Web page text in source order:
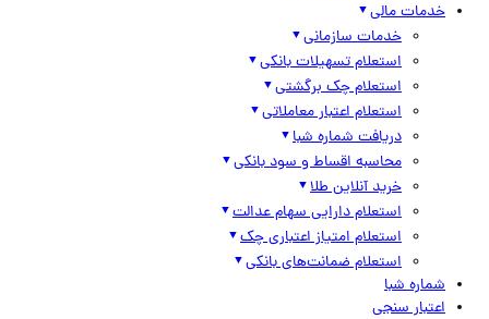
خدمات مالی
خدمات سازمانی
استعلام تسهیلات بانکی
استعلام چک برگشتی
استعلام اعتبار معاملاتی
دریافت شماره شبا
محاسبه اقساط و سود بانکی
خرید آنلاین طلا
استعلام دارایی سهام عدالت
استعلام امتیاز اعتباری چک
استعلام ضمانت‌های بانکی
شماره شبا
اعتبار سنجی